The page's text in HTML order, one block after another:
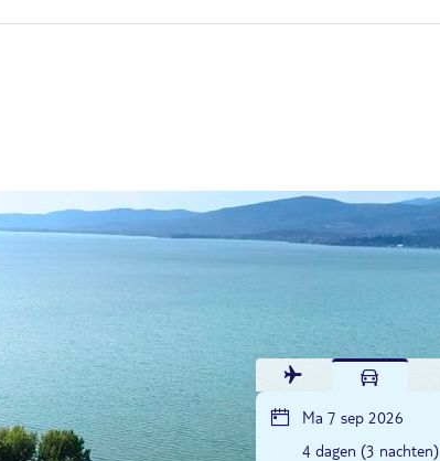
Ma 7 sep 2026
4 dagen (3 nachten)